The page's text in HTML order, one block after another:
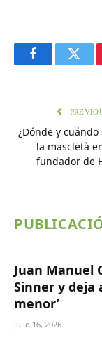
Facebook
¿Dónde y
la mascletà
fundador de
Juan Manuel
Sinner y deja
menor’
julio 16, 2026